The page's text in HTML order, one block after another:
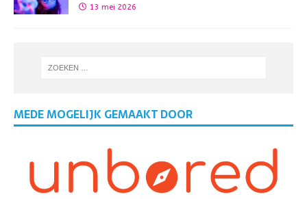
13 mei 2026
MEDE MOGELIJK GEMAAKT DOOR